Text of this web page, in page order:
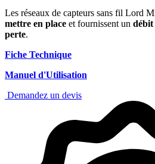
Les réseaux de capteurs sans fil Lord
mettre en place et fournissent un débit
perte.
Fiche Technique
Manuel d'Utilisation
Demandez un devis